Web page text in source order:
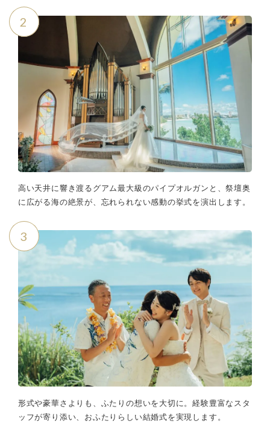
2
高い天井に響き渡るグアム最大級のパイプオルガンと、祭壇奥
に広がる海の絶景が、忘れられない感動の挙式を演出します。
3
形式や豪華さよりも、ふたりの想いを大切に。経験豊富なスタ
ッフが寄り添い、おふたりらしい結婚式を実現します。